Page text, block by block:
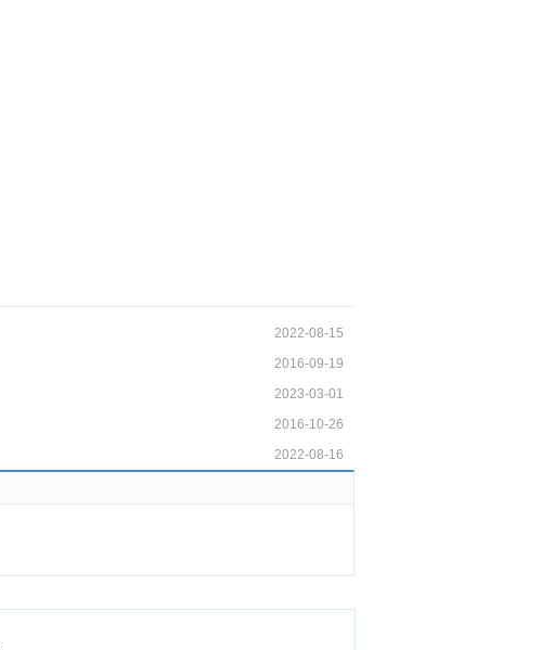
2022-08-15
2016-09-19
2023-03-01
2016-10-26
2022-08-16